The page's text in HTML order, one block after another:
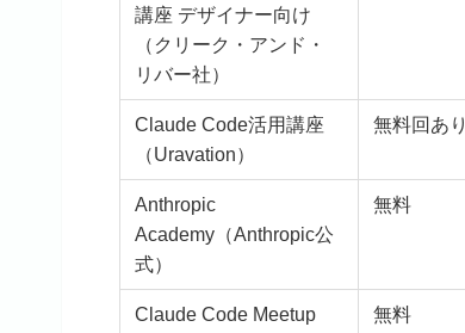
講座 デザイナー向け
（クリーク・アンド・
リバー社）
Claude Code活用講座
（Uravation）
無料回あり
Anthropic
Academy（Anthropic公
式）
無料
Claude Code Meetup
無料